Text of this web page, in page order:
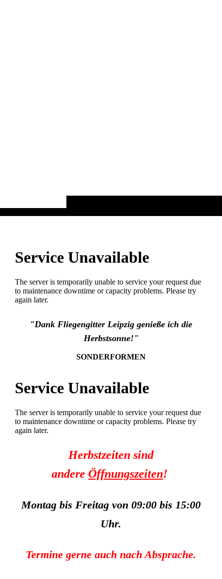
"Dank Fliegengitter Leipzig genieße ich die
Herbstsonne!"
SONDERFORMEN
Herbstzeiten sind
andere Öffnungszeiten!
Montag bis Freitag von 09:00 bis 15:00
Uhr.
Termine gerne auch nach Absprache.